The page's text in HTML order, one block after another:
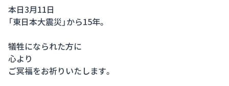
本日3月11日
「東日本大震災」から15年。
犠牲になられた方に
心より
ご冥福をお祈りいたします。